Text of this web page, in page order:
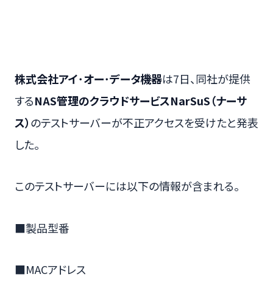
株式会社アイ･オー･データ機器は7日、同社が提供
するNAS管理のクラウドサービスNarSuS（ナーサ
ス）のテストサーバーが不正アクセスを受けたと発表
した。
このテストサーバーには以下の情報が含まれる。
■製品型番
■MACアドレス